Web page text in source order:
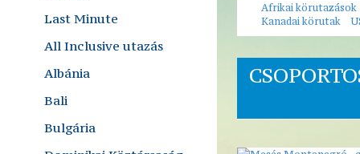
Last Minute
All Inclusive utazás
Albánia
Bali
Bulgária
Afrikai körutazások
Kanadai körutak